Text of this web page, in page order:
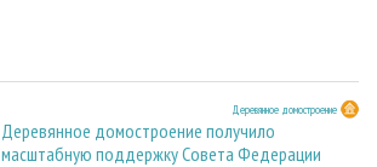
Деревянное домостроение
Деревянное домостроение получило
масштабную поддержку Совета Федерации